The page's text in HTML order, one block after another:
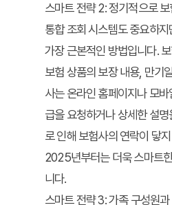
스마트 전략 2: 정기적으로
통합 조회 시스템도 중요하
가장 근본적인 방법입니다.
보험 상품의 보장 내용, 만기
사는 온라인 홈페이지나 모
급을 요청하거나 상세한 설
로 인해 보험사의 연락이 닿
2025년부터는 더욱 스마트
니다.
스마트 전략 3: 가족 구성원